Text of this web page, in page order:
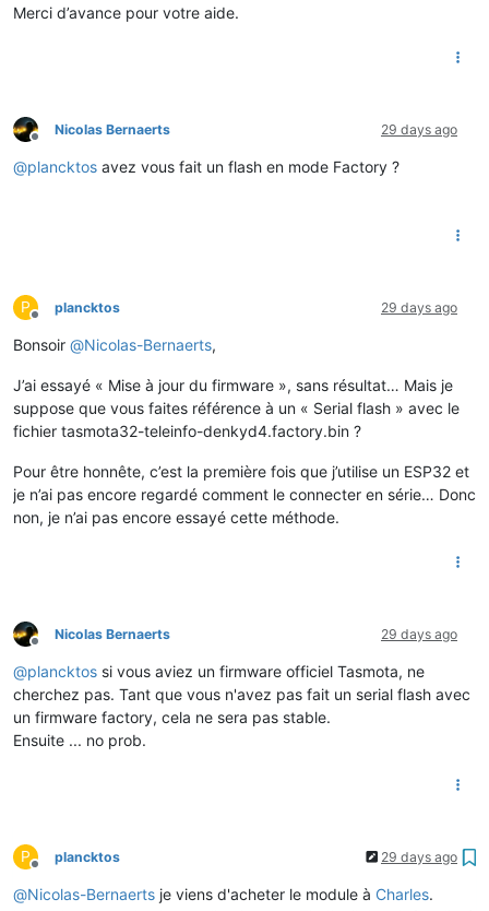
Merci d’avance pour votre aide.
Offline
Nicolas Bernaerts 29 days ago
@plancktos avez vous fait un flash en mode Factory ?
P
Offline
plancktos 29 days ago
Bonsoir @Nicolas-Bernaerts,
J’ai essayé « Mise à jour du firmware », sans résultat… Mais je
suppose que vous faites référence à un « Serial flash » avec le
fichier tasmota32-teleinfo-denkyd4.factory.bin ?
Pour être honnête, c’est la première fois que j’utilise un ESP32 et
je n’ai pas encore regardé comment le connecter en série… Donc
non, je n’ai pas encore essayé cette méthode.
Offline
Nicolas Bernaerts 29 days ago
@plancktos si vous aviez un firmware officiel Tasmota, ne
cherchez pas. Tant que vous n'avez pas fait un serial flash avec
un firmware factory, cela ne sera pas stable.
Ensuite ... no prob.
P
Offline
plancktos 29 days ago
@Nicolas-Bernaerts je viens d'acheter le module à Charles.